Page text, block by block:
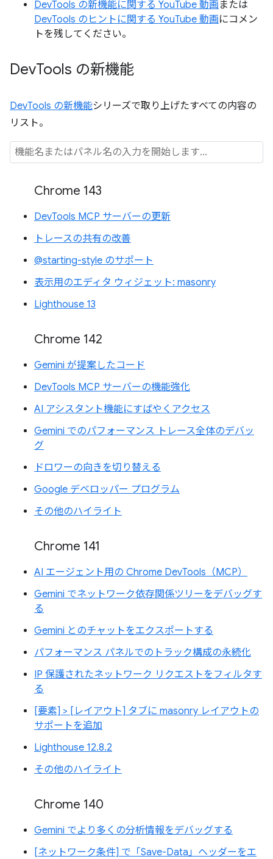
DevTools の新機能に関する YouTube 動画 または
DevTools のヒントに関する YouTube 動画にコメン
トを残してください。
DevTools の新機能
DevTools の新機能シリーズで取り上げたすべての内容の
リスト。
Chrome 143
DevTools MCP サーバーの更新
トレースの共有の改善
@starting-style のサポート
表示用のエディタ ウィジェット: masonry
Lighthouse 13
Chrome 142
Gemini が提案したコード
DevTools MCP サーバーの機能強化
AI アシスタント機能にすばやくアクセス
Gemini でのパフォーマンス トレース全体のデバッ
グ
ドロワーの向きを切り替える
Google デベロッパー プログラム
その他のハイライト
Chrome 141
AI エージェント用の Chrome DevTools（MCP）
Gemini でネットワーク依存関係ツリーをデバッグす
る
Gemini とのチャットをエクスポートする
パフォーマンス パネルでのトラック構成の永続化
IP 保護されたネットワーク リクエストをフィルタす
る
[要素] > [レイアウト] タブに masonry レイアウトの
サポートを追加
Lighthouse 12.8.2
その他のハイライト
Chrome 140
Gemini でより多くの分析情報をデバッグする
[ネットワーク条件] で「Save-Data」ヘッダーをエ